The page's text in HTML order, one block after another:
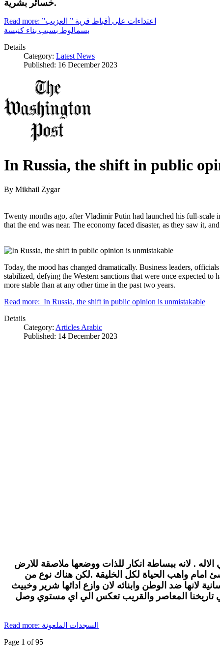
خسائر بشرية.
Read more: اعتداءات على أقباط قرية ” العزيب”
بسمالوط بسبب بناء كنيسة
Details
Category: Latest News
Published: 16 December 2023
In Russia, the shift in public
By Mikhail Zygar
Twenty months ago, after Vladimir Putin had launched his full-
that the end was near. The economy faced disaster, as they saw it,
Today, the mood has changed dramatically. Business leaders,
stabilized, defying the Western sanctions that were once expected to
more stable than at any other time in the past two years.
Read more: In Russia, the shift in public opinion is unmistakable
Details
Category: Articles Arabic
Published: 14 December 2023
. لانه ببساطة انكار للذات ووضعها ملاصقة للارض
امام واهب الحياة لكل الخليقة .لكن هناك نوع من
لانها ضد الوطن وابنائه لان وازع ادائها شرير وخبيث
تاريخنا المعاصر والقريب تعكس الي اي مستوي وصل
Read more: السجدات الملعونة
Page 1 of 95